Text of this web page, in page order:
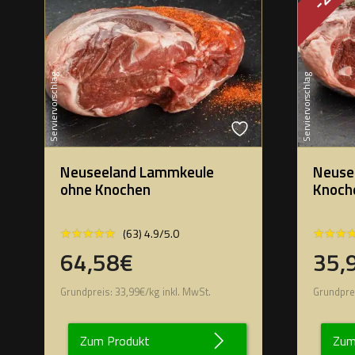
Serviervorschlag
Neuseeland Lammkeule
ohne Knochen
★★★★★
★★★★★ (63) 4.9/5.0
64,58€
Grundpreis: 33,99€/kg inkl. MwSt.
Zum Produkt
Serviervorschlag